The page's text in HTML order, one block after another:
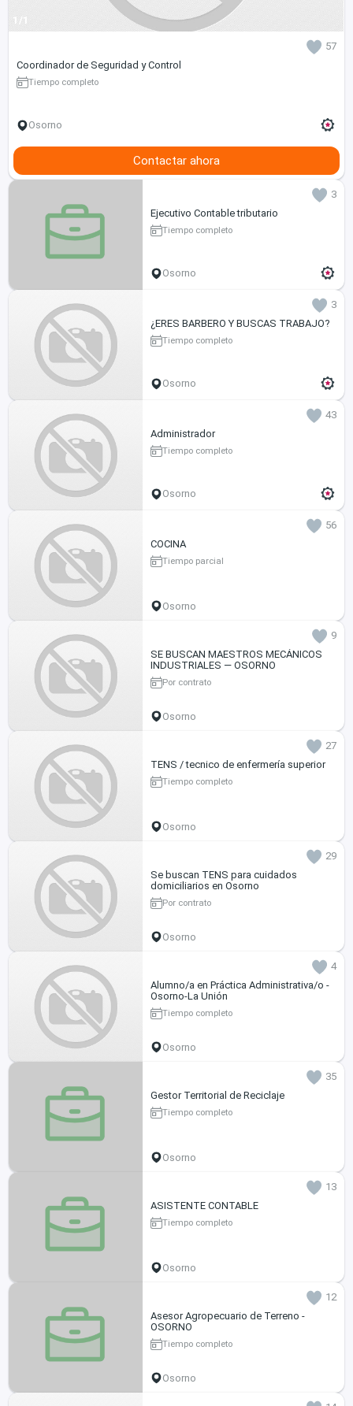
1/1
57
Coordinador de Seguridad y Control
Tiempo completo
Osorno
Contactar ahora
3
Ejecutivo Contable tributario
Tiempo completo
Osorno
3
¿ERES BARBERO Y BUSCAS TRABAJO?
Tiempo completo
Osorno
43
Administrador
Tiempo completo
Osorno
56
COCINA
Tiempo parcial
Osorno
9
SE BUSCAN MAESTROS MECÁNICOS
INDUSTRIALES — OSORNO
Por contrato
Osorno
27
TENS / tecnico de enfermería superior
Tiempo completo
Osorno
29
Se buscan TENS para cuidados
domiciliarios en Osorno
Por contrato
Osorno
4
Alumno/a en Práctica Administrativa/o -
Osorno-La Unión
Tiempo completo
Osorno
35
Gestor Territorial de Reciclaje
Tiempo completo
Osorno
13
ASISTENTE CONTABLE
Tiempo completo
Osorno
12
Asesor Agropecuario de Terreno -
OSORNO
Tiempo completo
Osorno